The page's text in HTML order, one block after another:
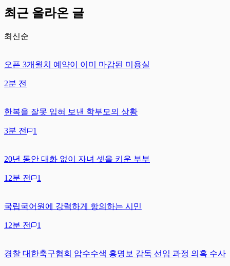
최근 올라온 글
최신순
오픈 3개월치 예약이 이미 마감된 미용실
2분 전
한복을 잘못 입혀 보낸 학부모의 상황
3분 전 1
20년 동안 대화 없이 자녀 셋을 키운 부부
12분 전 1
국립국어원에 강력하게 항의하는 시민
12분 전 1
경찰 대한축구협회 압수수색 홍명보 감독 선임 과정 의혹 수사